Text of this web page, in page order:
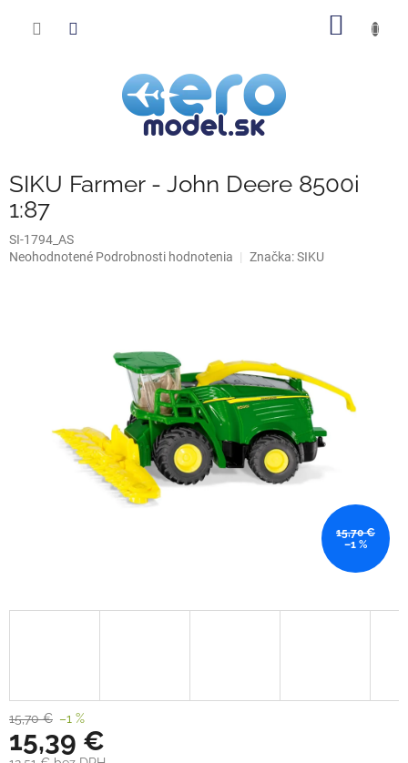
SIKU Farmer - John Deere 8500i
1:87
SI-1794_AS
Priemerné
Neohodnotené Podrobnosti hodnotenia Značka:SIKU
15,70 €
–1 %
15,70 € –1 %
15,39 €